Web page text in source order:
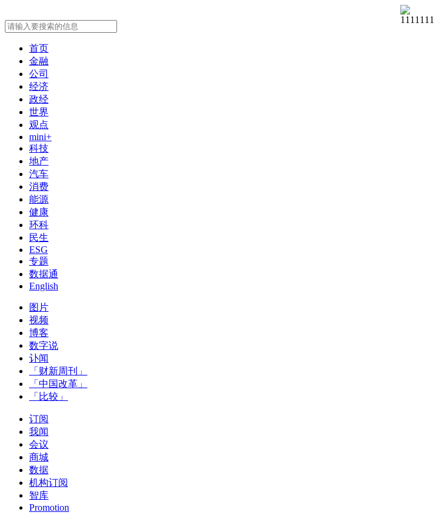
首页
金融
公司
经济
政经
世界
观点
mini+
科技
地产
汽车
消费
能源
健康
环科
民生
ESG
专题
数据通
English
图片
视频
博客
数字说
讣闻
「财新周刊」
「中国改革」
「比较」
订阅
我闻
会议
商城
数据
机构订阅
智库
Promotion